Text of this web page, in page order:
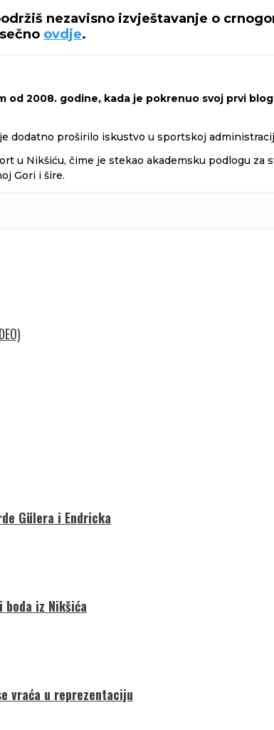
nezavisno izvještavanje o
ovdje.
od 2008. godine, kada je pokrenuo svoj prvi
dodatno proširilo iskustvo u sportskoj
u Nikšiću, čime je stekao akademsku podlogu za
Gori i šire.
Gülera i Endricka
iz Nikšića
vraća u reprezentaciju